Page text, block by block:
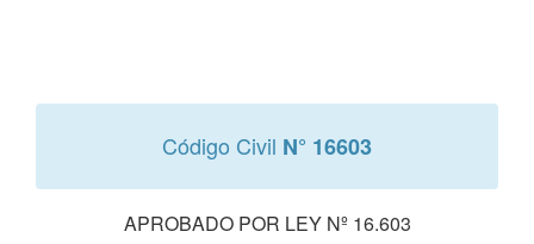
Código Civil N° 16603
APROBADO POR LEY Nº 16.603